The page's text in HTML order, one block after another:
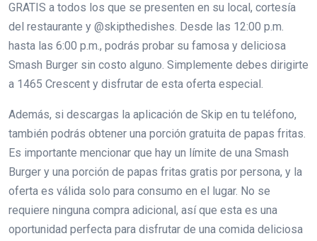
GRATIS a todos los que se presenten en su local, cortesía
del restaurante y @skipthedishes. Desde las 12:00 p.m.
hasta las 6:00 p.m., podrás probar su famosa y deliciosa
Smash Burger sin costo alguno. Simplemente debes dirigirte
a 1465 Crescent y disfrutar de esta oferta especial.
Además, si descargas la aplicación de Skip en tu teléfono,
también podrás obtener una porción gratuita de papas fritas.
Es importante mencionar que hay un límite de una Smash
Burger y una porción de papas fritas gratis por persona, y la
oferta es válida solo para consumo en el lugar. No se
requiere ninguna compra adicional, así que esta es una
oportunidad perfecta para disfrutar de una comida deliciosa